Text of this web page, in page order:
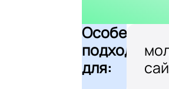
Особенно
подходит
для: